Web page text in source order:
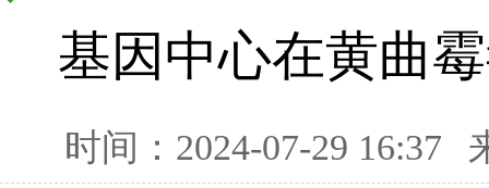
基因中心在黄曲
时间：2024-07-29 16:37